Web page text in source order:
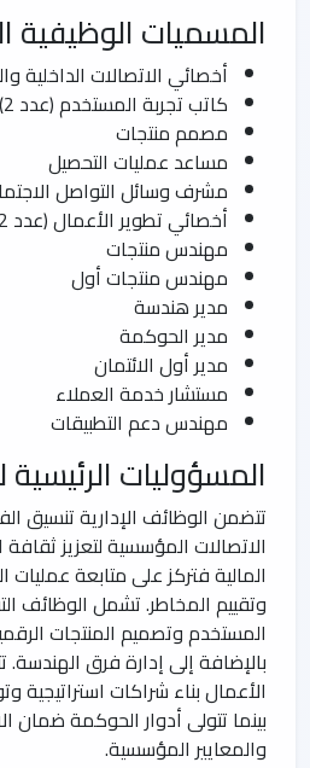
المسميات الوظيفية
أخصائي الاتصالات الداخلية
كاتب تجربة المستخدم (عدد 2)
مصمم منتجات
مساعد عمليات التحصيل
مشرف وسائل التواصل
أخصائي تطوير الأعمال (عدد 2)
مهندس منتجات
مهندس منتجات أول
مدير هندسة
مدير الحوكمة
مدير أول الائتمان
مستشار خدمة العملاء
مهندس دعم التطبيقات
المسؤوليات
تتضمن الوظائف الإدارية تنسيق
الاتصالات المؤسسية لتعزيز ثقافة
المالية فتركز على متابعة عمليات
وتقييم المخاطر. تشمل الوظائف
المستخدم وتصميم المنتجات
بالإضافة إلى إدارة فرق
الأعمال بناء شراكات استراتيجية
بينما تتولى أدوار الحوكمة ضمان
والمعايير المؤسسية.